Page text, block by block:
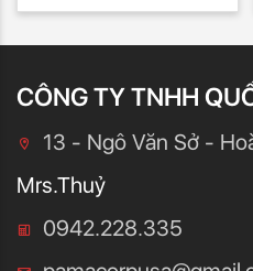
PU 995
CÔNG TY TNHH
13 - Ngô Văn Sở -
Mrs.Thuỷ
0942.228.335